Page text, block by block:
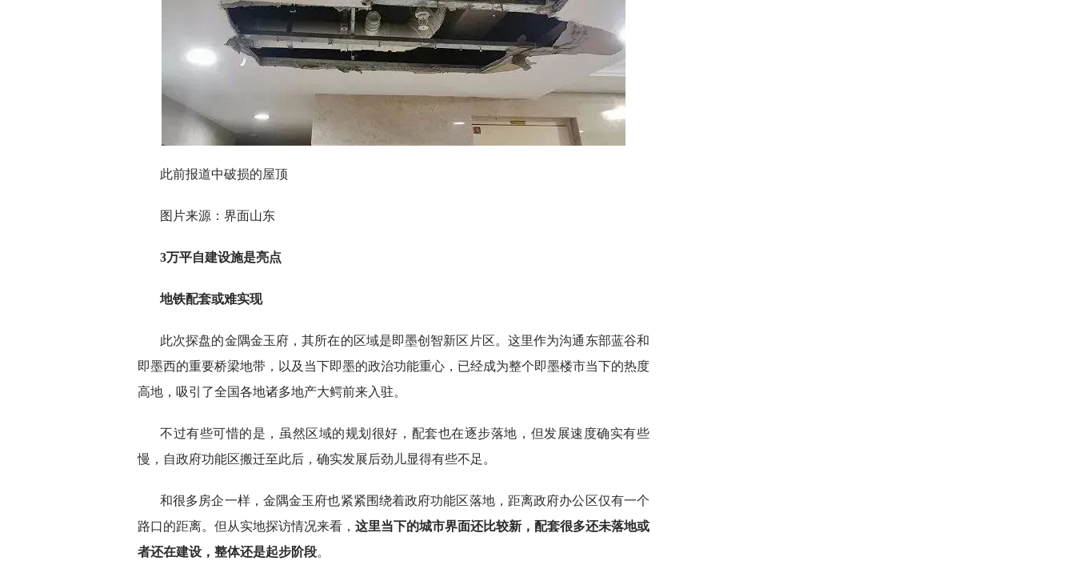
此前报道中破损的屋顶
图片来源：界面山东
3万平自建设施是亮点
地铁配套或难实现
此次探盘的金隅金玉府，其所在的区域是即墨创智新区片区。这里作为沟通东部蓝谷和
即墨西的重要桥梁地带，以及当下即墨的政治功能重心，已经成为整个即墨楼市当下的热度
高地，吸引了全国各地诸多地产大鳄前来入驻。
不过有些可惜的是，虽然区域的规划很好，配套也在逐步落地，但发展速度确实有些
慢，自政府功能区搬迁至此后，确实发展后劲儿显得有些不足。
和很多房企一样，金隅金玉府也紧紧围绕着政府功能区落地，距离政府办公区仅有一个
路口的距离。但从实地探访情况来看， 这里当下的城市界面还比较新，配套很多还未落地或
者还在建设，整体还是起步阶段。